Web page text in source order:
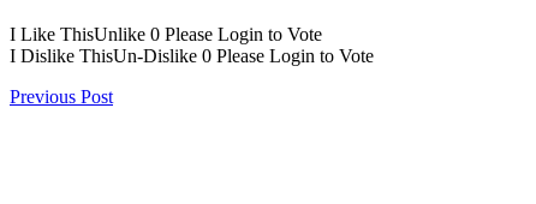
I Like ThisUnlike 0 Please Login to Vote
I Dislike ThisUn-Dislike 0 Please Login to Vote
Previous Post